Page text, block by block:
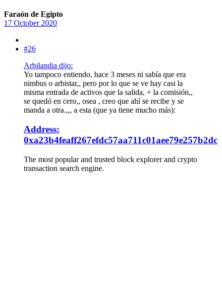
Faraón de Egipto
17 October 2020
#26
Arbilandia dijo:
Yo tampoco entiendo, hace 3 meses ni sabía que era
nimbus o arbistar,, pero por lo que se ve hay casi la
misma entrada de activos que la salida, + la comisión,,
se quedó en cero,, osea , creo que ahí se recibe y se
manda a otra.,,, a esta (que ya tiene mucho más):
Address:
0xa23b4feaff267efdc57aa711c01aee79e257b2dc
The most popular and trusted block explorer and crypto
transaction search engine.